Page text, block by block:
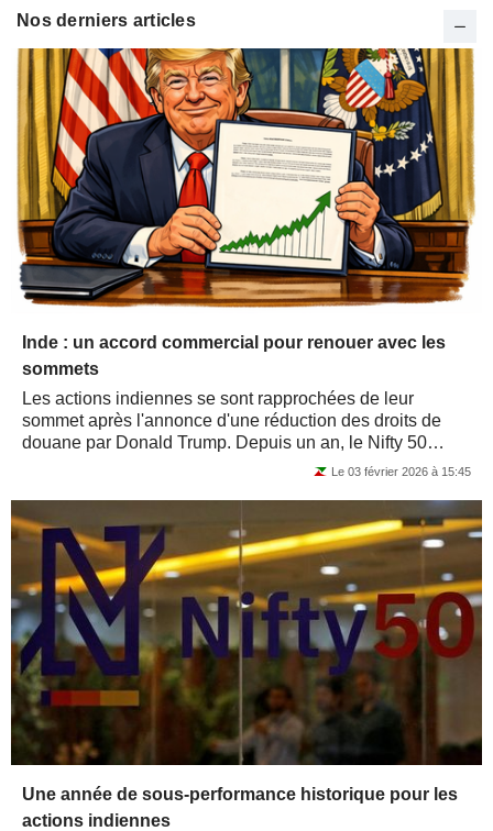
Nos derniers articles
Inde : un accord commercial pour renouer avec les
sommets
Les actions indiennes se sont rapprochées de leur
sommet après l'annonce d'une réduction des droits de
douane par Donald Trump. Depuis un an, le Nifty 50
sous-performe nettement les autres indices...Le 03 février 2026 à 15:45
Une année de sous-performance historique pour les
actions indiennes